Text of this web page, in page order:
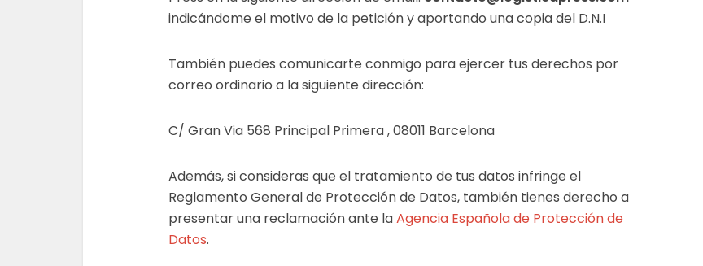
indicándome el motivo de la petición y aportando una copia del D.N.I
También puedes comunicarte conmigo para ejercer tus derechos por
correo ordinario a la siguiente dirección:
C/ Gran Via 568 Principal Primera , 08011 Barcelona
Además, si consideras que el tratamiento de tus datos infringe el
Reglamento General de Protección de Datos, también tienes derecho a
presentar una reclamación ante laAgencia Española de Protección de
Datos.